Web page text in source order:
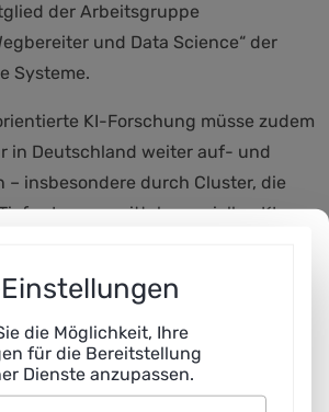
der Arbeitsgruppe
und Data Science“ der
Systeme.
KI-Forschung müsse zudem
in Deutschland weiter auf- und
– insbesondere durch Cluster, die
Lernen mittels speziellen KI-
werden sich KI-
stark von den heutigen
sollte daher nicht nur auf
setzen, sondern gezielt auch
erforschen. Dies könnte zu
die Möglichkeit, Ihre
für die Bereitstellung
Dienste anzupassen.